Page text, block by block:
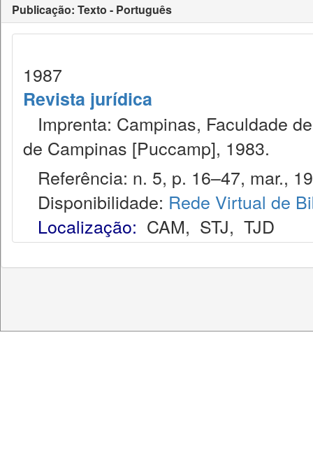
Publicação: Texto - Português
1987
Revista jurídica
Imprenta: Campinas, Faculdade
de Campinas [Puccamp], 1983.
Referência: n. 5, p. 16–47, mar.,
Disponibilidade: Rede Virtual de
Localização: CAM, STJ, TJD